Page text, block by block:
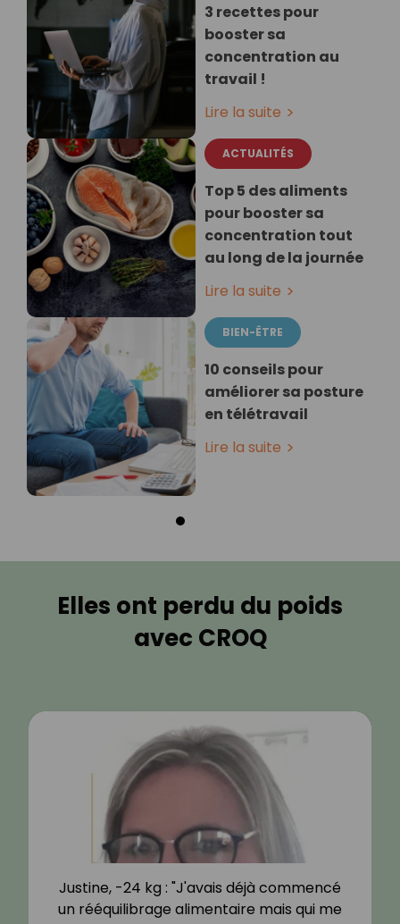
3 recettes pour
booster sa
concentration au
travail !
Lire la suite
ACTUALITÉS
Top 5 des aliments
pour booster sa
concentration tout
au long de la journée
Lire la suite
BIEN-ÊTRE
10 conseils pour
améliorer sa posture
en télétravail
Lire la suite
Elles ont perdu du poids
avec CROQ
Justine, -24 kg : "J'avais déjà commencé
un rééquilibrage alimentaire mais qui me